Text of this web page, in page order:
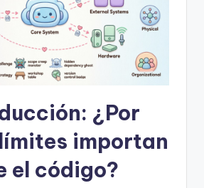
¿Por
importan
el código?